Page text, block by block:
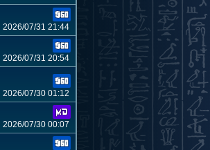
2026/07/31 21:44
2026/07/31 20:54
2026/07/30 01:12
2026/07/30 00:07